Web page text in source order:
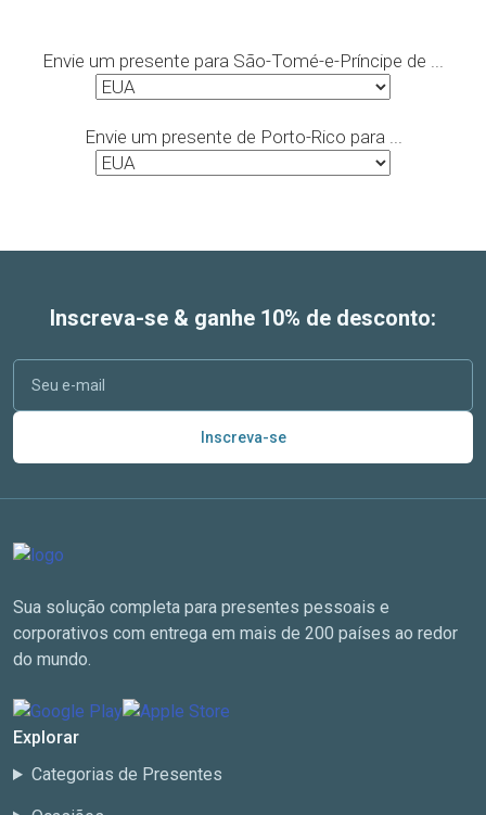
Envie um presente para São-Tomé-e-Príncipe de ...
Envie um presente de Porto-Rico para ...
Inscreva-se & ganhe 10% de desconto:
Inscreva-se
Sua solução completa para presentes pessoais e
corporativos com entrega em mais de 200 países ao redor
do mundo.
Explorar
Categorias de Presentes